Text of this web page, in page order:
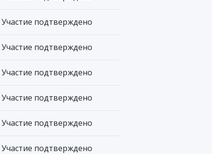
Участие подтверждено
Участие подтверждено
Участие подтверждено
Участие подтверждено
Участие подтверждено
Участие подтверждено